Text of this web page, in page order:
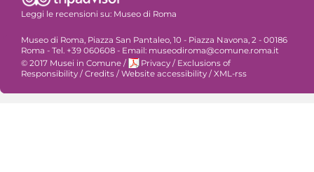
Leggi le recensioni su: Museo di Roma
Museo di Roma, Piazza San Pantaleo, 10 - Piazza Navona, 2 - 00186
Roma - Tel. +39 060608 - Email: museodiroma@comune.roma.it
© 2017 Musei in Comune / Privacy / Exclusions of
Responsibility / Credits / Website accessibility / XML-rss